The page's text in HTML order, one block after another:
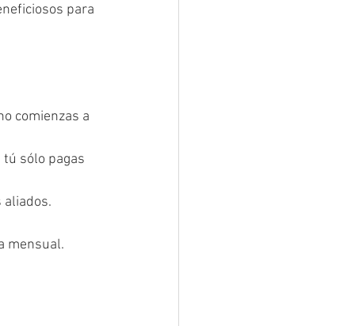
para
comienzas a
sólo pagas
aliados.
mensual.